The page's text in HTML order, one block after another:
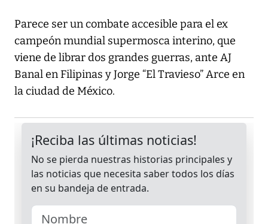
Parece ser un combate accesible para el ex
campeón mundial supermosca interino, que
viene de librar dos grandes guerras, ante AJ
Banal en Filipinas y Jorge “El Travieso” Arce en
la ciudad de México.